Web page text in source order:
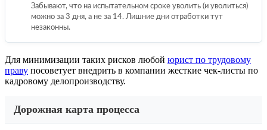
Забывают, что на испытательном сроке уволить (и уволиться)
можно за 3 дня, а не за 14. Лишние дни отработки тут
незаконны.
Для минимизации таких рисков любой юрист по трудовому
праву посоветует внедрить в компании жесткие чек-листы по
кадровому делопроизводству.
Дорожная карта процесса